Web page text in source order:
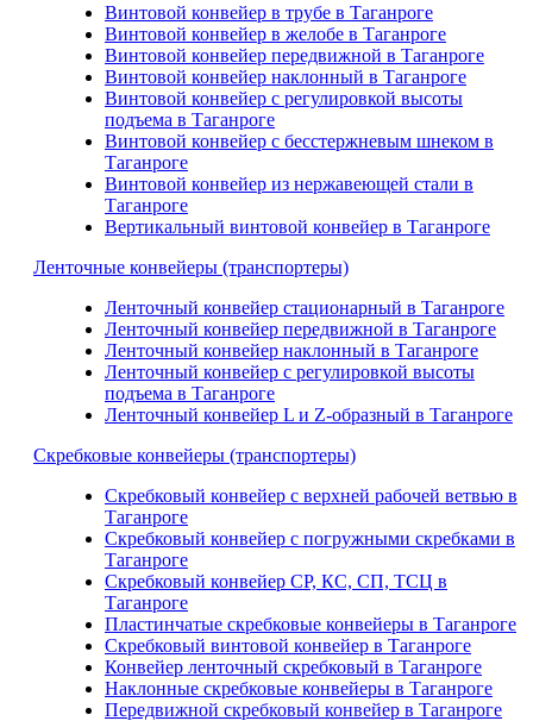
Винтовой конвейер в трубе в Таганроге
Винтовой конвейер в желобе в Таганроге
Винтовой конвейер передвижной в Таганроге
Винтовой конвейер наклонный в Таганроге
Винтовой конвейер с регулировкой высоты
подъема в Таганроге
Винтовой конвейер с бесстержневым шнеком в
Таганроге
Винтовой конвейер из нержавеющей стали в
Таганроге
Вертикальный винтовой конвейер в Таганроге
Ленточные конвейеры (транспортеры)
Ленточный конвейер стационарный в Таганроге
Ленточный конвейер передвижной в Таганроге
Ленточный конвейер наклонный в Таганроге
Ленточный конвейер с регулировкой высоты
подъема в Таганроге
Ленточный конвейер L и Z-образный в Таганроге
Скребковые конвейеры (транспортеры)
Скребковый конвейер с верхней рабочей ветвью в
Таганроге
Скребковый конвейер с погружными скребками в
Таганроге
Скребковый конвейер СР, КС, СП, ТСЦ в
Таганроге
Пластинчатые скребковые конвейеры в Таганроге
Скребковый винтовой конвейер в Таганроге
Конвейер ленточный скребковый в Таганроге
Наклонные скребковые конвейеры в Таганроге
Передвижной скребковый конвейер в Таганроге